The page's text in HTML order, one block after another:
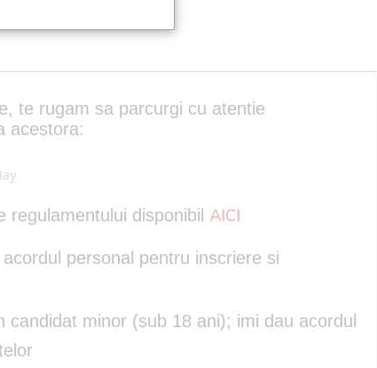
te rugam sa parcurgi cu atentie
acestora:
disponibil AICI
personal pentru inscriere si
minor (sub 18 ani); imi dau acordul